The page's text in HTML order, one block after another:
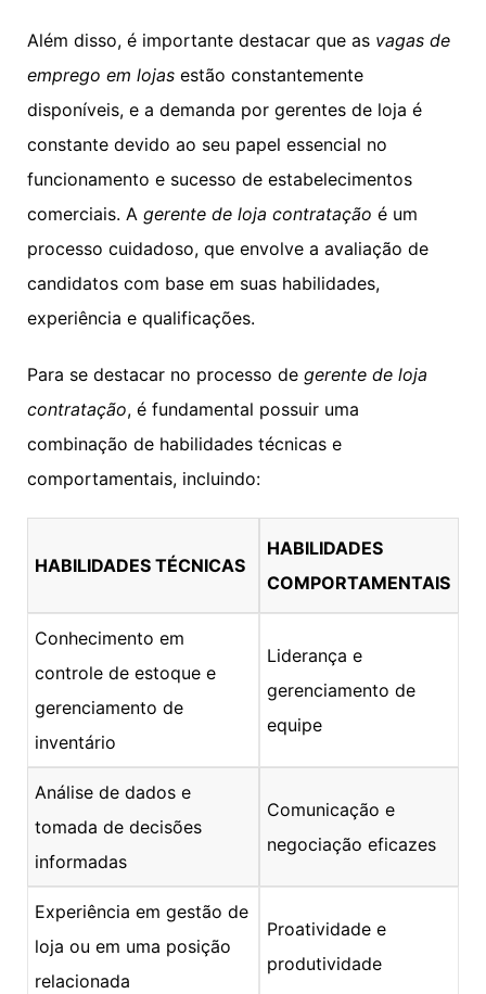
Além disso, é importante destacar que as vagas de
emprego em lojas estão constantemente
disponíveis, e a demanda por gerentes de loja é
constante devido ao seu papel essencial no
funcionamento e sucesso de estabelecimentos
comerciais. A gerente de loja contratação é um
processo cuidadoso, que envolve a avaliação de
candidatos com base em suas habilidades,
experiência e qualificações.
Para se destacar no processo de gerente de loja
contratação, é fundamental possuir uma
combinação de habilidades técnicas e
comportamentais, incluindo:
HABILIDADES TÉCNICAS
HABILIDADES
COMPORTAMENTAIS
Conhecimento em
controle de estoque e
gerenciamento de
inventário
Liderança e
gerenciamento de
equipe
Análise de dados e
tomada de decisões
informadas
Comunicação e
negociação eficazes
Experiência em gestão de
loja ou em uma posição
relacionada
Proatividade e
produtividade